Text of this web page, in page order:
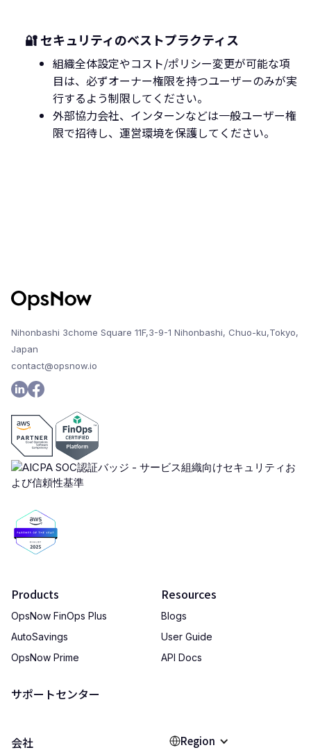
🔐 セキュリティのベストプラクティス
組織全体設定やコスト/ポリシー変更が可能な項
目は、必ずオーナー権限を持つユーザーのみが実
行するよう制限してください。
外部協力会社、インターンなどは一般ユーザー権
限で招待し、運営環境を保護してください。
Nihonbashi 3chome Square 11F,3-9-1 Nihonbashi, Chuo-ku,Tokyo,
Japan
contact@opsnow.io
Products
OpsNow FinOps Plus
AutoSavings
OpsNow Prime
サポートセンター
Resources
Blogs
User Guide
API Docs
会社 Region